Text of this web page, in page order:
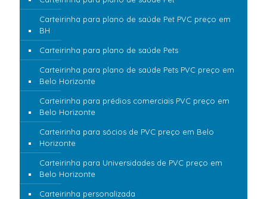
Carteirinha para plano de saúde Pet PVC preço em
BH
Carteirinha para plano de saúde Pets
Carteirinha para plano de saúde Pets PVC preço em
Belo Horizonte
Carteirinha para prédios comerciais PVC preço em
Belo Horizonte
Carteirinha para sócios de PVC preço em Belo
Horizonte
Carteirinha para Universidades de PVC preço em
Belo Horizonte
Carteirinha personalizada